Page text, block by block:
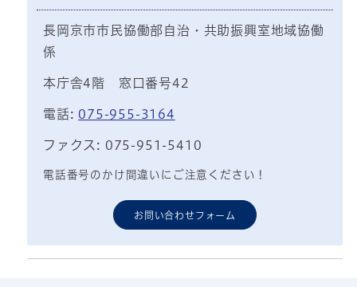
長岡京市市民協働部自治・共助振興室地域協働
係
本庁舎4階 窓口番号42
電話: 075-955-3164
ファクス: 075-951-5410
電話番号のかけ間違いにご注意ください！
お問い合わせフォーム